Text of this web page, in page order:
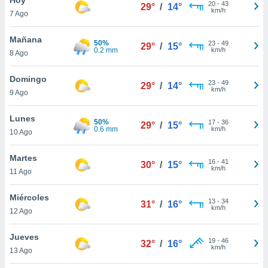
y
en
más
de
7 Ago
29° / 14° 20- 43
km/h
Mañana
8 Ago
50%
0.2 mm
29° / 15° 23- 49
km/h
Domingo
9 Ago
29° / 14° 23- 49
km/h
Lunes
10 Ago
50%
0.6 mm
29° / 15° 17- 36
km/h
Martes
11 Ago
30° / 15° 16- 41
km/h
Miércoles
12 Ago
31° / 16° 13- 34
km/h
Jueves
13 Ago
32° / 16° 19- 46
km/h